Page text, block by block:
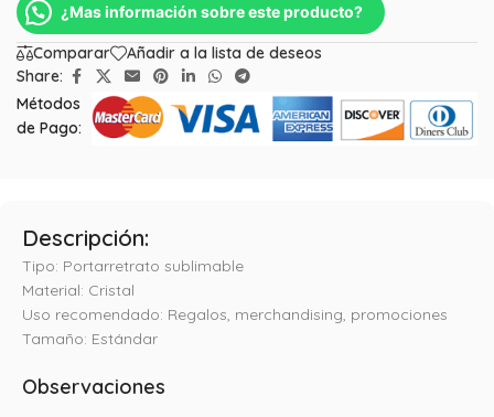
¿Mas información sobre este producto?
Comparar
Añadir a la lista de deseos
Share:
Métodos
de Pago:
Descripción:
Tipo: Portarretrato sublimable
Material: Cristal
Uso recomendado: Regalos, merchandising, promociones
Tamaño: Estándar
Observaciones